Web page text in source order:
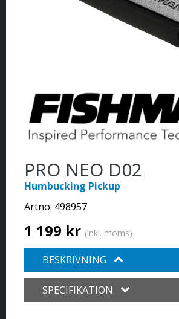
PRO NEO D02
Humbucking Pickup
Artno: 498957
1 199 kr (inkl. moms)
BESKRIVNING
SPECIFIKATION